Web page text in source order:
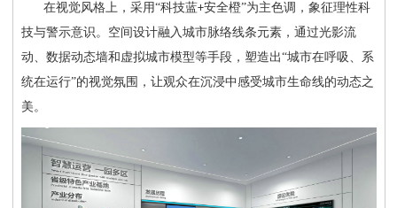
在视觉风格上，采用“科技蓝+安全橙”为主色调，象征理性科
技与警示意识。空间设计融入城市脉络线条元素，通过光影流
动、数据动态墙和虚拟城市模型等手段，塑造出“城市在呼吸、系
统在运行”的视觉氛围，让观众在沉浸中感受城市生命线的动态之
美。